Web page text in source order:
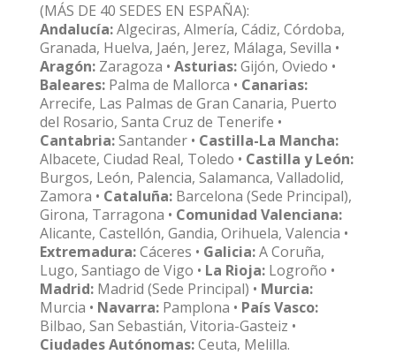
(MÁS DE 40 SEDES EN ESPAÑA):
Andalucía:Algeciras, Almería, Cádiz, Córdoba,
Granada, Huelva, Jaén, Jerez, Málaga, Sevilla •
Aragón: Zaragoza • Asturias:Gijón, Oviedo •
Baleares: Palma de Mallorca • Canarias:
Arrecife, Las Palmas de Gran Canaria, Puerto
del Rosario, Santa Cruz de Tenerife •
Cantabria:Santander • Castilla-La Mancha:
Albacete, Ciudad Real, Toledo • Castilla y León:
Burgos, León, Palencia, Salamanca, Valladolid,
Zamora • Cataluña: Barcelona (Sede Principal),
Girona, Tarragona • Comunidad Valenciana:
Alicante, Castellón, Gandia, Orihuela, Valencia •
Extremadura:Cáceres • Galicia:A Coruña,
Lugo, Santiago de Vigo • La Rioja: Logroño •
Madrid: Madrid (Sede Principal) • Murcia:
Murcia • Navarra: Pamplona • País Vasco:
Bilbao, San Sebastián, Vitoria-Gasteiz •
Ciudades Autónomas:Ceuta, Melilla.